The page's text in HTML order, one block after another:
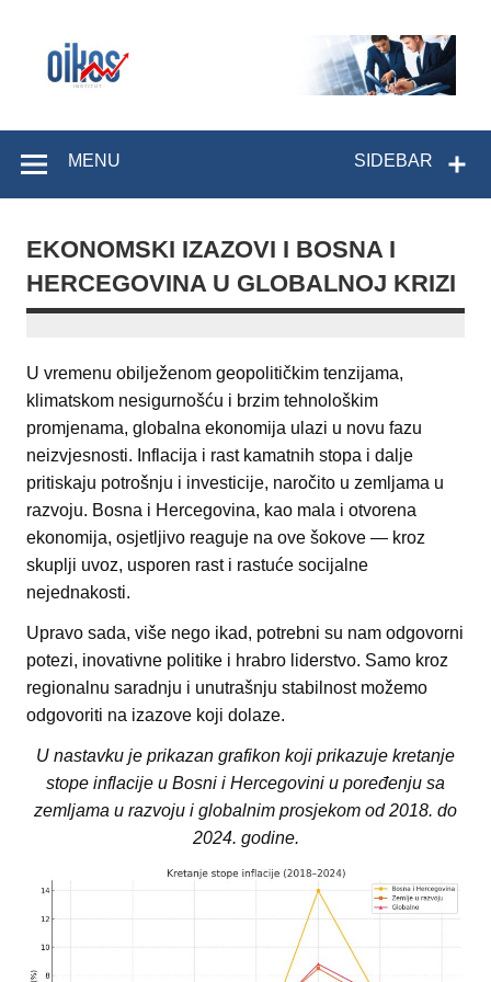
SIDEBAR
MENU
EKONOMSKI IZAZOVI I BOSNA I
HERCEGOVINA U GLOBALNOJ KRIZI
U vremenu obilježenom geopolitičkim tenzijama,
klimatskom nesigurnošću i brzim tehnološkim
promjenama, globalna ekonomija ulazi u novu fazu
neizvjesnosti. Inflacija i rast kamatnih stopa i dalje
pritiskaju potrošnju i investicije, naročito u zemljama u
razvoju. Bosna i Hercegovina, kao mala i otvorena
ekonomija, osjetljivo reaguje na ove šokove — kroz
skuplji uvoz, usporen rast i rastuće socijalne
nejednakosti.
Upravo sada, više nego ikad, potrebni su nam odgovorni
potezi, inovativne politike i hrabro liderstvo. Samo kroz
regionalnu saradnju i unutrašnju stabilnost možemo
odgovoriti na izazove koji dolaze.
U nastavku je prikazan grafikon koji prikazuje kretanje
stope inflacije u Bosni i Hercegovini u poređenju sa
zemljama u razvoju i globalnim prosjekom od 2018. do
2024. godine.